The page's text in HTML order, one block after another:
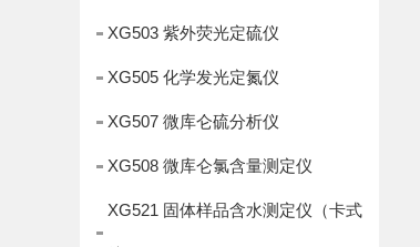
XG503 紫外荧光定硫仪
XG505 化学发光定氮仪
XG507 微库仑硫分析仪
XG508 微库仑氯含量测定仪
XG521 固体样品含水测定仪（卡式